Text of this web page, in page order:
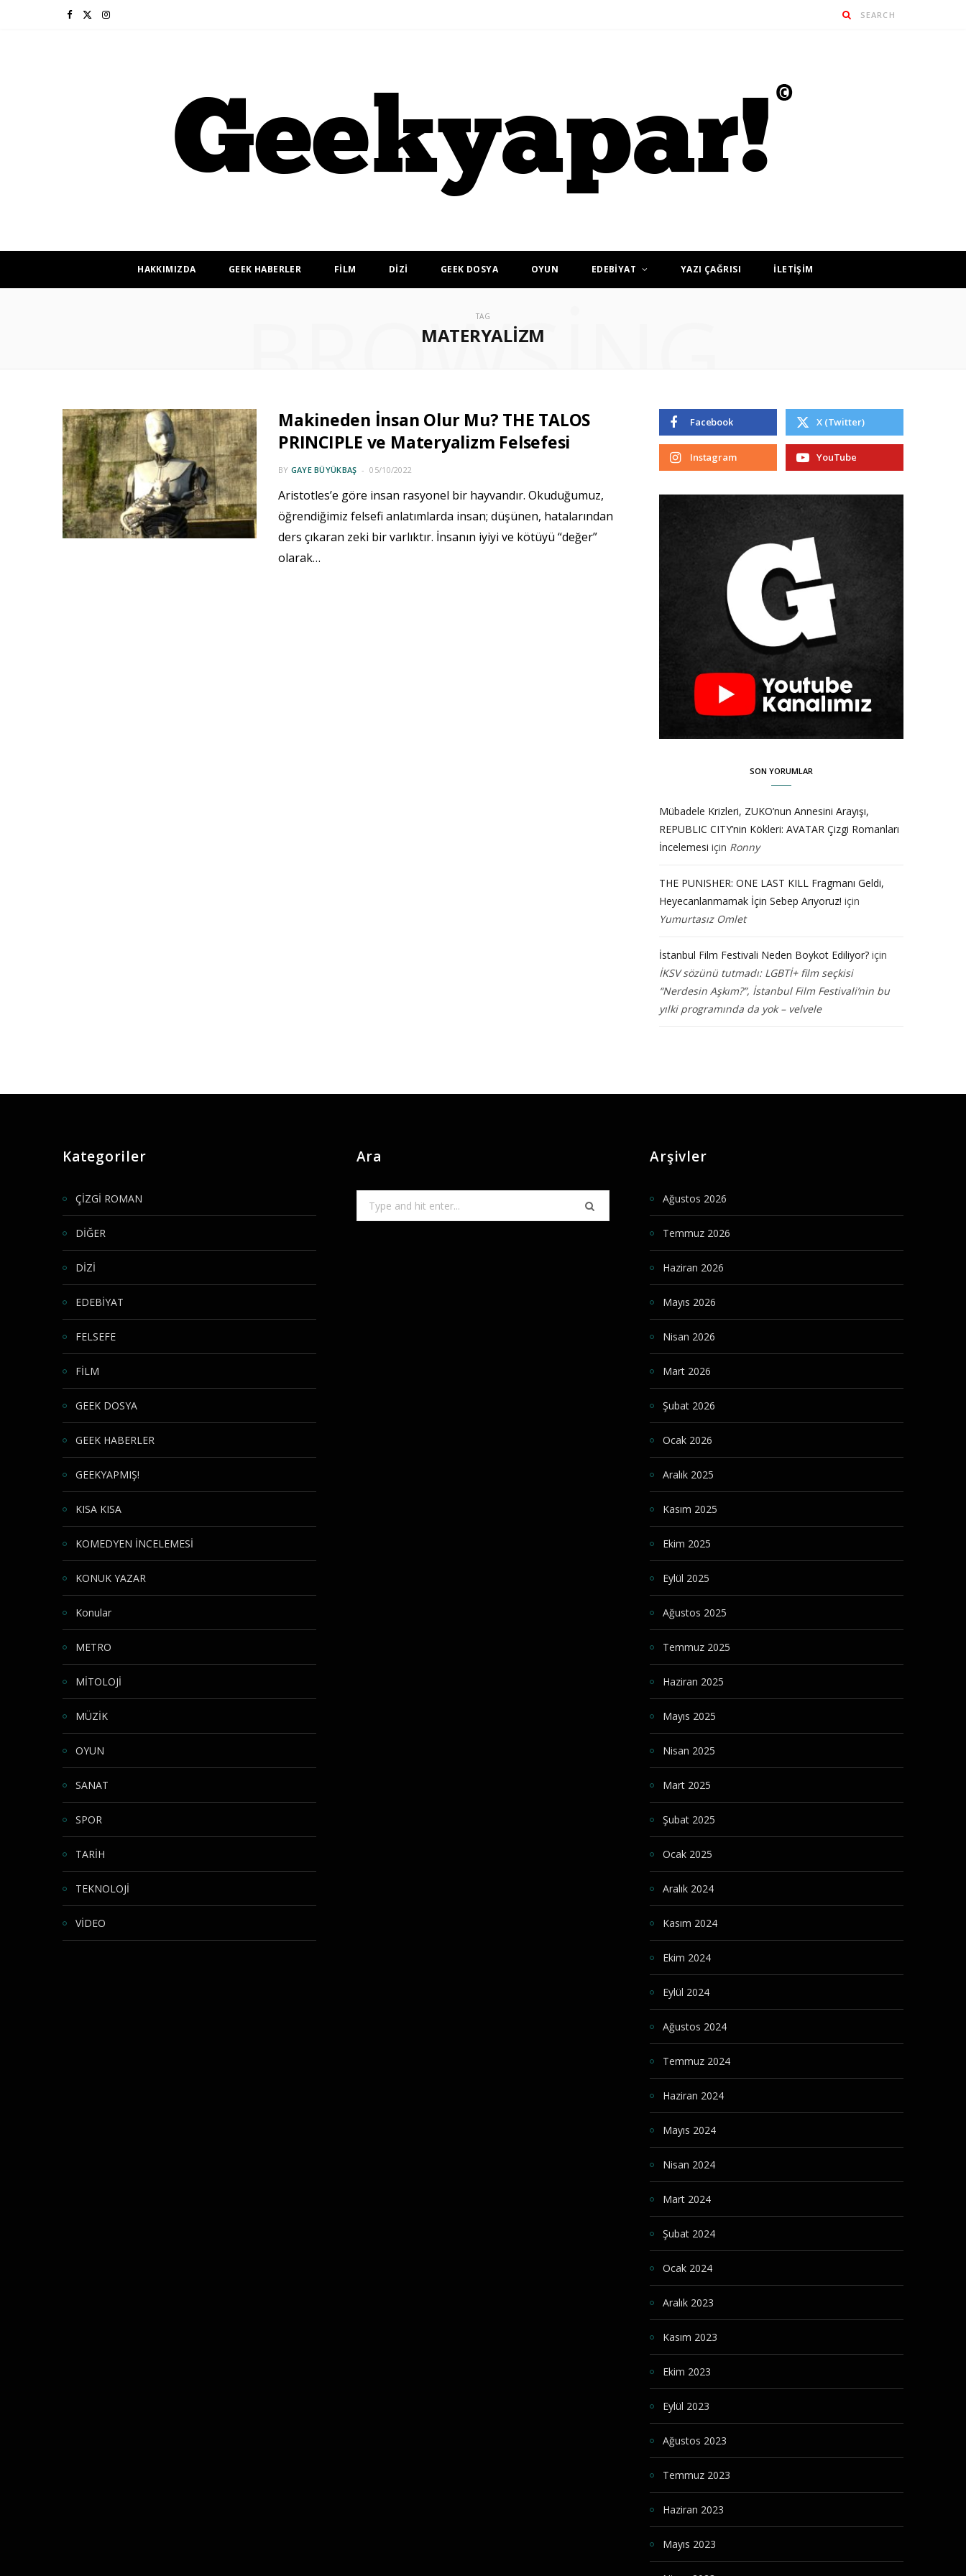
F I
HAKKIMIZDA GEEK HABERLER FİLM DİZİ GEEK DOSYA OYUN EDEBİYAT YAZI ÇAĞRISI İLETİŞİM
TAG
MATERYALIZM
BROWSING
Makineden İnsan Olur Mu? THE TALOS
PRINCIPLE ve Materyalizm Felsefesi
BY GAYE BÜYÜKBAŞ 05/10/2022
Aristotles’e göre insan rasyonel bir hayvandır. Okuduğumuz,
öğrendiğimiz felsefi anlatımlarda insan; düşünen, hatalarından
ders çıkaran zeki bir varlıktır. İnsanın iyiyi ve kötüyü “değer”
olarak…
Facebook X (Twitter)
Instagram YouTube
SON YORUMLAR
Mübadele Krizleri, ZUKO’nun Annesini Arayışı,
REPUBLIC CITY’nin Kökleri: AVATAR Çizgi Romanları
İncelemesi için Ronny
THE PUNISHER: ONE LAST KILL Fragmanı Geldi,
Heyecanlanmamak İçin Sebep Arıyoruz! için
Yumurtasız Omlet
İstanbul Film Festivali Neden Boykot Ediliyor? için
İKSV sözünü tutmadı: LGBTİ+ film seçkisi
“Nerdesin Aşkım?”, İstanbul Film Festivali’nin bu
yılki programında da yok – velvele
Kategoriler
ÇİZGİ ROMAN
DİĞER
DİZİ
EDEBİYAT
FELSEFE
FİLM
GEEK DOSYA
GEEK HABERLER
GEEKYAPMIŞ!
KISA KISA
KOMEDYEN İNCELEMESİ
KONUK YAZAR
Konular
METRO
MİTOLOJİ
MÜZİK
OYUN
SANAT
SPOR
TARİH
TEKNOLOJİ
VİDEO
Ara
for:
Arşivler
Ağustos 2026
Temmuz 2026
Haziran 2026
Mayıs 2026
Nisan 2026
Mart 2026
Şubat 2026
Ocak 2026
Aralık 2025
Kasım 2025
Ekim 2025
Eylül 2025
Ağustos 2025
Temmuz 2025
Haziran 2025
Mayıs 2025
Nisan 2025
Mart 2025
Şubat 2025
Ocak 2025
Aralık 2024
Kasım 2024
Ekim 2024
Eylül 2024
Ağustos 2024
Temmuz 2024
Haziran 2024
Mayıs 2024
Nisan 2024
Mart 2024
Şubat 2024
Ocak 2024
Aralık 2023
Kasım 2023
Ekim 2023
Eylül 2023
Ağustos 2023
Temmuz 2023
Haziran 2023
Mayıs 2023